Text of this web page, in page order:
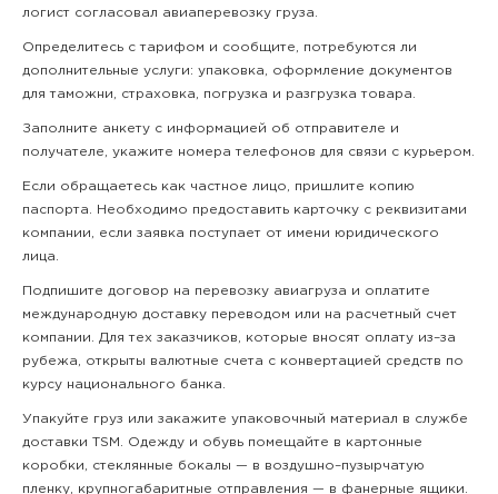
логист согласовал авиаперевозку груза.
Определитесь с тарифом и сообщите, потребуются ли
дополнительные услуги: упаковка, оформление документов
для таможни, страховка, погрузка и разгрузка товара.
Заполните анкету с информацией об отправителе и
получателе, укажите номера телефонов для связи с курьером.
Если обращаетесь как частное лицо, пришлите копию
паспорта. Необходимо предоставить карточку с реквизитами
компании, если заявка поступает от имени юридического
лица.
Подпишите договор на перевозку авиагруза и оплатите
международную доставку переводом или на расчетный счет
компании. Для тех заказчиков, которые вносят оплату из–за
рубежа, открыты валютные счета с конвертацией средств по
курсу национального банка.
Упакуйте груз или закажите упаковочный материал в службе
доставки TSM. Одежду и обувь помещайте в картонные
коробки, стеклянные бокалы — в воздушно–пузырчатую
пленку, крупногабаритные отправления — в фанерные ящики.